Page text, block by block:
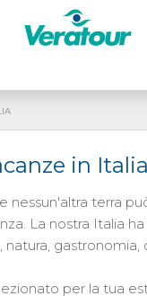
in Italia
nessun'altra terra
La nostra Italia
natura, gastronomia,
per la tua